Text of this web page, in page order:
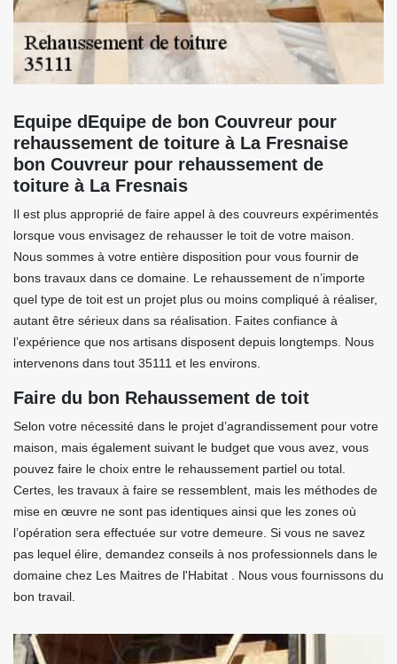
Equipe dEquipe de bon Couvreur pour
rehaussement de toiture à La Fresnaise
bon Couvreur pour rehaussement de
toiture à La Fresnais
Il est plus approprié de faire appel à des couvreurs expérimentés
lorsque vous envisagez de rehausser le toit de votre maison.
Nous sommes à votre entière disposition pour vous fournir de
bons travaux dans ce domaine. Le rehaussement de n’importe
quel type de toit est un projet plus ou moins compliqué à réaliser,
autant être sérieux dans sa réalisation. Faites confiance à
l’expérience que nos artisans disposent depuis longtemps. Nous
intervenons dans tout 35111 et les environs.
Faire du bon Rehaussement de toit
Selon votre nécessité dans le projet d’agrandissement pour votre
maison, mais également suivant le budget que vous avez, vous
pouvez faire le choix entre le rehaussement partiel ou total.
Certes, les travaux à faire se ressemblent, mais les méthodes de
mise en œuvre ne sont pas identiques ainsi que les zones où
l’opération sera effectuée sur votre demeure. Si vous ne savez
pas lequel élire, demandez conseils à nos professionnels dans le
domaine chez Les Maitres de l'Habitat . Nous vous fournissons du
bon travail.